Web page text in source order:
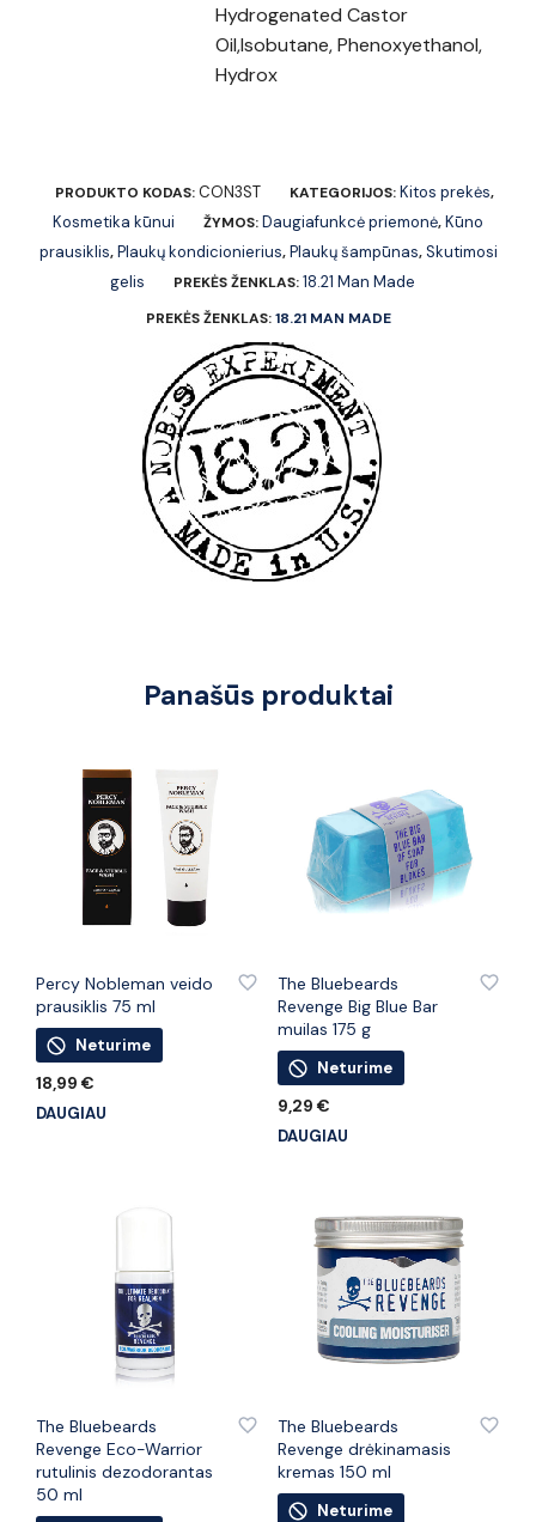
Hydrogenated Castor
Oil,Isobutane, Phenoxyethanol,
Hydrox
PRODUKTO KODAS:CON3ST KATEGORIJOS:Kitos prekės,
Kosmetika kūnui ŽYMOS:Daugiafunkcė priemonė,Kūno
prausiklis,Plaukų kondicionierius,Plaukų šampūnas,Skutimosi
gelis
PREKĖS ŽENKLAS:18.21 Man Made
PREKĖS ŽENKLAS:18.21 MAN MADE
Panašūs produktai
Percy Nobleman veido
prausiklis 75 ml
Neturime
18,99 €
DAUGIAU
The Bluebeards
Revenge Big Blue Bar
muilas 175 g
Neturime
9,29 €
DAUGIAU
The Bluebeards
Revenge Eco-Warrior
rutulinis dezodorantas
50 ml
The Bluebeards
Revenge drėkinamasis
kremas 150 ml
Neturime